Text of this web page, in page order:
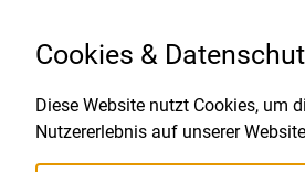
WIDERRUFSBELEHRUNG
IMPRESSUM
Gefördert durch:
Cookies &
Diese Website nutzt Cookies, um
Nutzererlebnis auf unserer